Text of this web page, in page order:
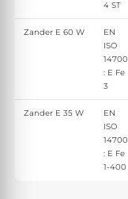
4 ST
Zander E 60 W
EN
ISO
14700
: E Fe
3
Zander E 35 W
EN
ISO
14700
: E Fe
1-400